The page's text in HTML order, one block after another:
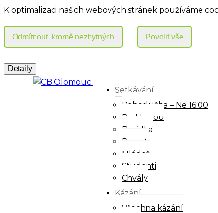
K optimalizaci našich webových stránek používáme
Setkávání
Bohoslužba – Ne 16:00
Pod lupou
Besídka
Dorost
Mládež
Studenti
Chvály
Kázání
Všechna kázání